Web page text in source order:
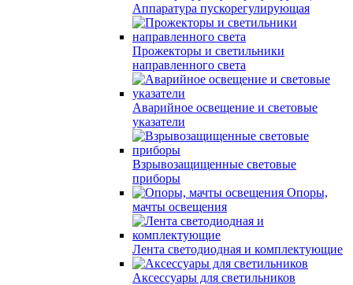
Аппаратура пускорегулирующая
Прожекторы и светильники
направленного света
Аварийное освещение и световые
указатели
Взрывозащищенные световые
приборы
Опоры,
мачты освещения
Лента светодиодная и комплектующие
Аксессуары для светильников